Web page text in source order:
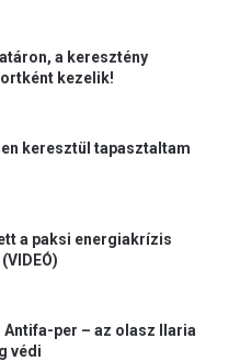
a keresztény
kezelik!
keresztül tapasztaltam
a paksi energiakrízis
per – az olasz Ilaria
védi